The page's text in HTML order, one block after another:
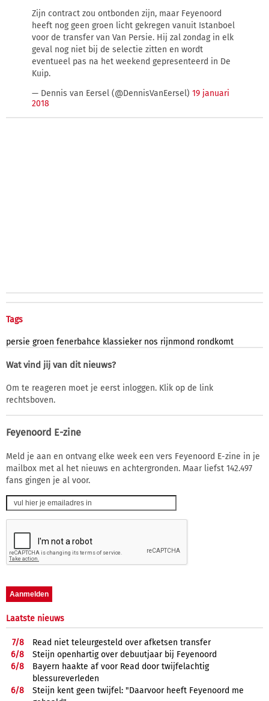
Zijn contract zou ontbonden zijn, maar Feyenoord
heeft nog geen groen licht gekregen vanuit Istanboel
voor de transfer van Van Persie. Hij zal zondag in elk
geval nog niet bij de selectie zitten en wordt
eventueel pas na het weekend gepresenteerd in De
Kuip.
— Dennis van Eersel (@DennisVanEersel) 19 januari
2018
Tags
persie groen fenerbahce klassieker nos rijnmond rondkomt
Wat vind jij van dit nieuws?
Om te reageren moet je eerst inloggen. Klik op de link
rechtsboven.
Feyenoord E-zine
Meld je aan en ontvang elke week een vers Feyenoord E-zine in je
mailbox met al het nieuws en achtergronden. Maar liefst 142.497
fans gingen je al voor.
Laatste nieuws
7/8
Read niet teleurgesteld over afketsen transfer
6/8
Steijn openhartig over debuutjaar bij Feyenoord
6/8
Bayern haakte af voor Read door twijfelachtig
blessureverleden
6/8
Steijn kent geen twijfel: "Daarvoor heeft Feyenoord me